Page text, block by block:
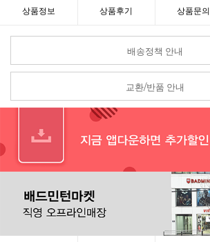
상품정보 상품후기 상품문의
배송정책 안내
교환/반품 안내